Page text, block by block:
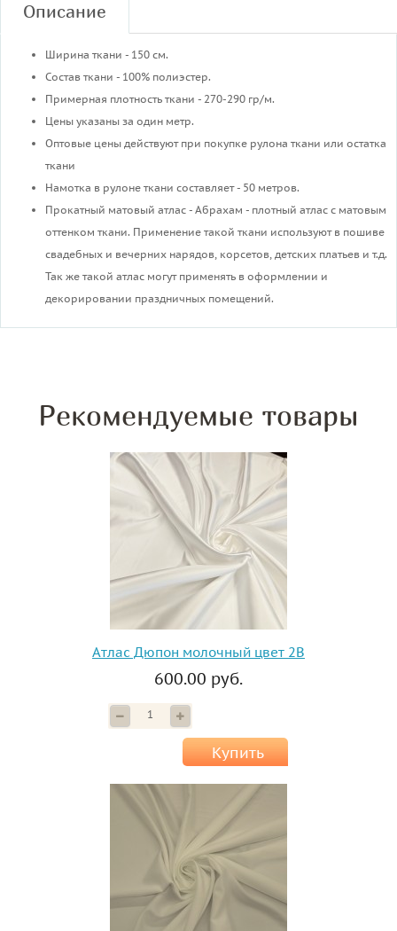
Описание
Ширина ткани - 150 см.
Состав ткани - 100% полиэстер.
Примерная плотность ткани - 270-290 гр/м.
Цены указаны за один метр.
Оптовые цены действуют при покупке рулона ткани или остатка
ткани
Намотка в рулоне ткани составляет - 50 метров.
Прокатный матовый атлас - Абрахам - плотный атлас с матовым
оттенком ткани. Применение такой ткани используют в пошиве
свадебных и вечерних нарядов, корсетов, детских платьев и т.д.
Так же такой атлас могут применять в оформлении и
декорировании праздничных помещений.
Рекомендуемые товары
Атлас Дюпон молочный цвет 2B
600.00 руб.
Купить